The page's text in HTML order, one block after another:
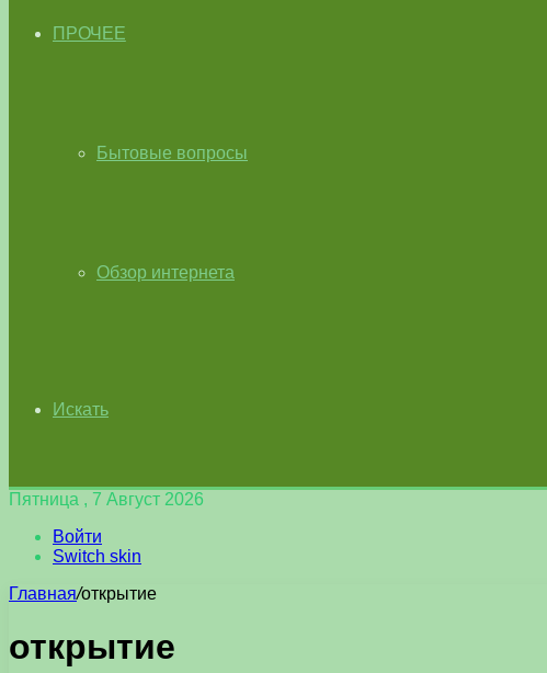
ПРОЧЕЕ
Бытовые вопросы
Обзор интернета
Искать
Пятница , 7 Август 2026
Войти
Switch skin
Главная/открытие
открытие